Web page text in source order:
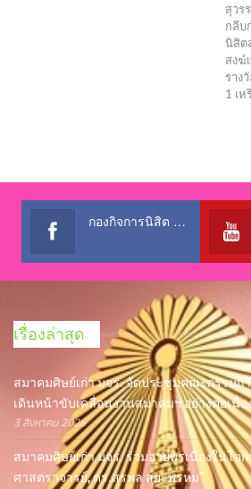
สุวร
กลีบ
นิสิต
สงฆ์
ราง
1 เ
กองกิจการนิสิต สำนักงานอธิการบดี
เรื่องล่าสุด
สมาคมศิษย์เก่า มจร. จัดประชุมคณะกรรมก
เดินหน้าขับเคลื่อนงานสมาคมฯ อย่างต่อเนื่อ
3 สิงหาคม 2026
สมาคมศิษย์เก่า มจร. ร่วมอวยพรเนื่องในโอ
ศาสตราจารย์, ดร.สุรพล สุยะพรหม”